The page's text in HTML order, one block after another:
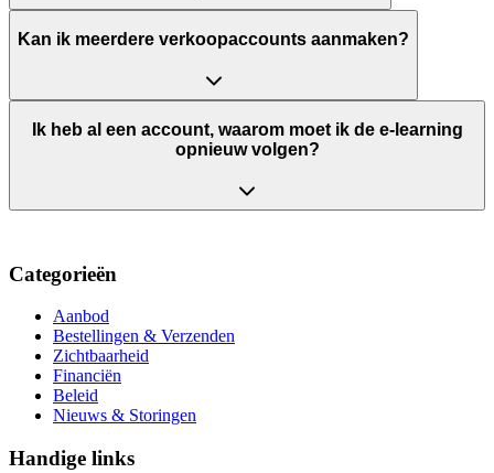
Kan ik meerdere verkoopaccounts aanmaken?
Ik heb al een account, waarom moet ik de e-learning
opnieuw volgen?
Categorieën
Aanbod
Bestellingen & Verzenden
Zichtbaarheid
Financiën
Beleid
Nieuws & Storingen
Handige links